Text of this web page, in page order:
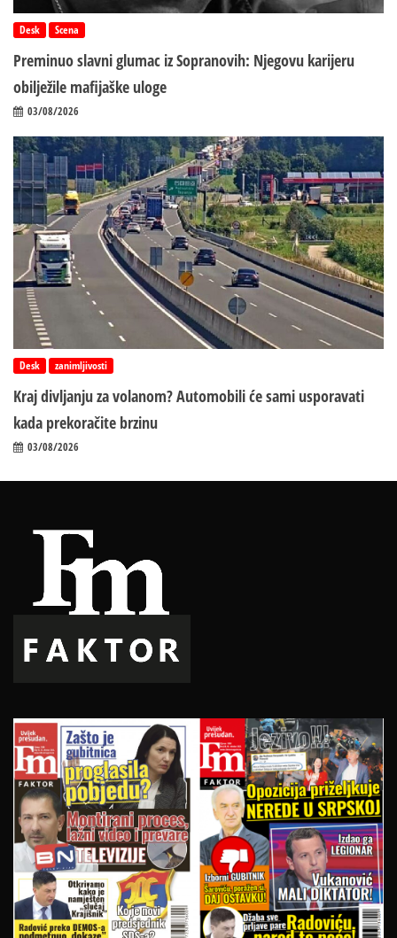
Desk Scena
Preminuo slavni glumac iz Sopranovih: Njegovu karijeru
obilježile mafijaške uloge
03/08/2026
Desk zanimljivosti
Kraj divljanju za volanom? Automobili će sami usporavati
kada prekoračite brzinu
03/08/2026